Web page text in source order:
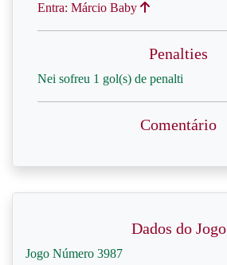
Entra: Márcio Baby
Penalties
Nei sofreu 1 gol(s) de penalti
Comentário
Dados do Jogo
Jogo Número 3987